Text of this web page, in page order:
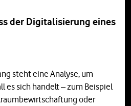
der Digitalisierung eines
steht eine Analyse, um
es sich handelt – zum Beispiel
oder